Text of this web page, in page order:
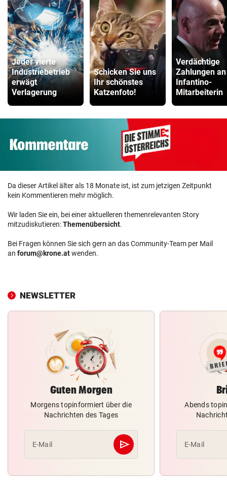
Jeder vierte
Industriebetrieb
erwägt
Verlagerung
Schicken Sie uns
Ihr schönstes
Katzenfoto!
Verdächtige
Zahlungen an
Infantino-
Mitarbeiterin
Da dieser Artikel älter als 18 Monate ist, ist zum jetzigen Zeitpunkt
kein Kommentieren mehr möglich.
Wir laden Sie ein, bei einer aktuelleren themenrelevanten Story
mitzudiskutieren:Themenübersicht.
Bei Fragen können Sie sich gern an das Community-Team per Mail
an forum@krone.atwenden.
NEWSLETTER
Guten Morgen
Morgens topinformiert über die
Nachrichten des Tages
E-Mail send
Abschicken
Abends
E-Mail